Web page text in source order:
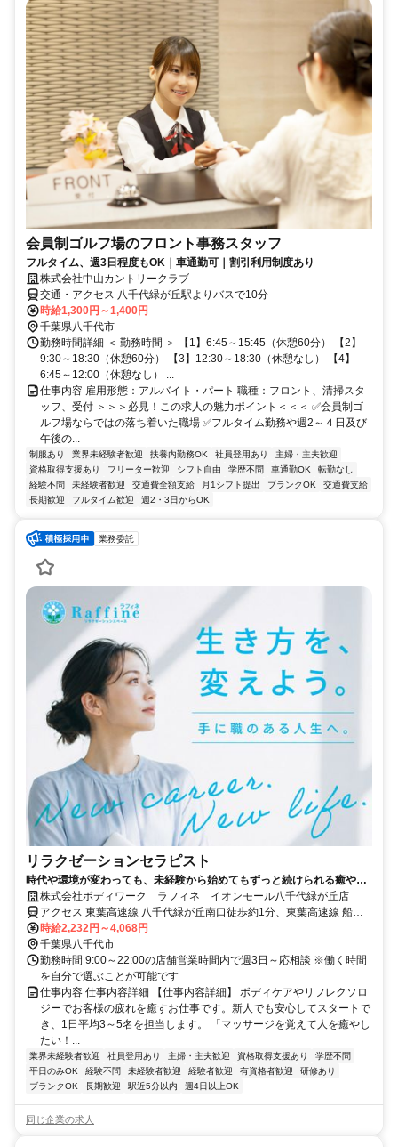
会員制ゴルフ場のフロント事務スタッフ
フルタイム、週3日程度もOK｜車通勤可｜割引利用制度あり
株式会社中山カントリークラブ
交通・アクセス 八千代緑が丘駅よりバスで10分
時給1,300円～1,400円
千葉県八千代市
勤務時間詳細 ＜ 勤務時間 ＞ 【1】6:45～15:45（休憩60分） 【2】
9:30～18:30（休憩60分） 【3】12:30～18:30（休憩なし） 【4】
6:45～12:00（休憩なし） ...
仕事内容 雇用形態：アルバイト・パート 職種：フロント、清掃スタ
ッフ、受付 ＞＞＞必見！この求人の魅力ポイント＜＜＜ ✅会員制ゴ
ルフ場ならではの落ち着いた職場 ✅フルタイム勤務や週2～４日及び
午後の...
制服あり 業界未経験者歓迎 扶養内勤務OK 社員登用あり
主婦・主夫歓迎
資格取得支援あり
フリーター歓迎 シフト自由 学歴不問 車通勤OK
転勤なし
経験不問
未経験者歓迎 交通費全額支給 月1シフト提出 ブランクOK
交通費支給
長期歓迎
フルタイム歓迎 週2・3日からOK
業務委託
リラクゼーションセラピスト
時代や環境が変わっても、未経験から始めてもずっと続けられる癒やし
の仕事。手に職を身につけて、生き方を変えよう。
株式会社ボディワーク ラフィネ イオンモール八千代緑が丘店
アクセス 東葉高速線 八千代緑が丘南口徒歩約1分、東葉高速線 船橋
日大前西口徒歩約19分、東葉高速線 八千代中央出入口1徒歩約37分
最寄駅：八千代緑が丘駅
時給2,232円～4,068円
千葉県八千代市
勤務時間 9:00～22:00の店舗営業時間内で週3日～応相談 ※働く時間
を自分で選ぶことが可能です
仕事内容 仕事内容詳細 【仕事内容詳細】 ボディケアやリフレクソロ
ジーでお客様の疲れを癒すお仕事です。新人でも安心してスタートで
き、1日平均3～5名を担当します。 「マッサージを覚えて人を癒やし
たい！...
業界未経験者歓迎 社員登用あり 主婦・主夫歓迎 資格取得支援あり
学歴不問
平日のみOK
経験不問 未経験者歓迎 経験者歓迎 有資格者歓迎
研修あり
ブランクOK
長期歓迎 駅近5分以内 週4日以上OK
同じ企業の求人